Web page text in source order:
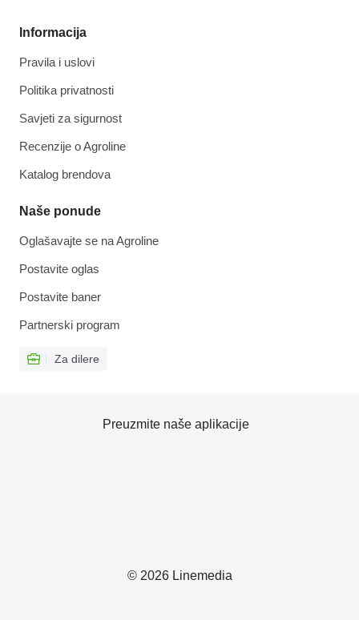
Informacija
Pravila i uslovi
Politika privatnosti
Savjeti za sigurnost
Recenzije o Agroline
Katalog brendova
Naše ponude
Oglašavajte se na Agroline
Postavite oglas
Postavite baner
Partnerski program
Za dilere
© 2026 Linemedia
Preuzmite naše aplikacije